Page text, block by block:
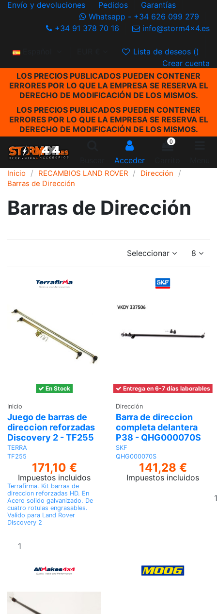
Envío y devoluciones Pedidos
Garantías
Whatsapp - +34 626 099 279
+34 91 378 70 16
info@storm4x4.es
Español Lista de deseos ()
Crear cuenta
LOS PRECIOS PUBLICADOS PUEDEN CONTENER
ERRORES POR LO QUE LA EMPRESA SE RESERVA EL
DERECHO DE MODIFICACIÓN DE LOS MISMOS.
LOS PRECIOS PUBLICADOS PUEDEN CONTENER
ERRORES POR LO QUE LA EMPRESA SE RESERVA EL
DERECHO DE MODIFICACIÓN DE LOS MISMOS.
Acceder
0
Inicio RECAMBIOS LAND ROVER
Dirección
Barras de Dirección
Barras de Dirección
Seleccionar 8
En Stock
Inicio
Juego de barras de
direccion reforzadas
Discovery 2 - TF255
TERRA
TF255
171,10 €
Impuestos incluidos
Terrafirma. Kit barras de
direccion reforzadas HD. En
Acero solido galvanizado. De
cuatro rotulas engrasables.
Valido para Land Rover
Discovery 2
Entrega en 6-7 días laborables
Dirección
Barra de direccion
completa delantera
P38 - QHG000070S
SKF
QHG000070S
141,28 €
Impuestos incluidos